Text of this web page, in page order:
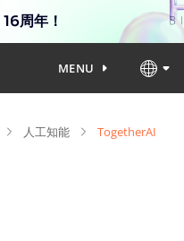
周年！
MENU
人工知能 TogetherAI